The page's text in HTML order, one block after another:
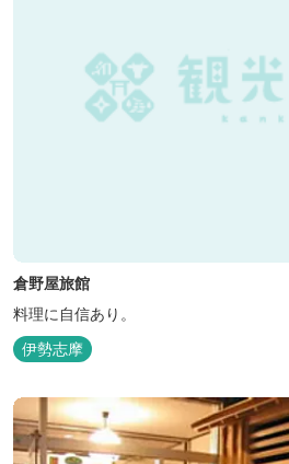
倉野屋旅館
料理に自信あり。
伊勢志摩